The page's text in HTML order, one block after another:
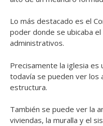
Lo más destacado es el
poder donde se ubicaba
administrativos.
Precisamente la iglesia es
todavía se pueden ver los
estructura.
También se puede ver la
viviendas, la muralla y el